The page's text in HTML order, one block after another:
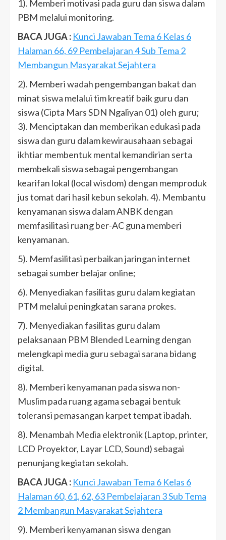
1). Memberi motivasi pada guru dan siswa dalam
PBM melalui monitoring.
BACA JUGA : Kunci Jawaban Tema 6 Kelas 6
Halaman 66, 69 Pembelajaran 4 Sub Tema 2
Membangun Masyarakat Sejahtera
2). Memberi wadah pengembangan bakat dan
minat siswa melalui tim kreatif baik guru dan
siswa (Cipta Mars SDN Ngaliyan 01) oleh guru;
3). Menciptakan dan memberikan edukasi pada
siswa dan guru dalam kewirausahaan sebagai
ikhtiar membentuk mental kemandirian serta
membekali siswa sebagai pengembangan
kearifan lokal (local wisdom) dengan memproduk
jus tomat dari hasil kebun sekolah. 4). Membantu
kenyamanan siswa dalam ANBK dengan
memfasilitasi ruang ber-AC guna memberi
kenyamanan.
5). Memfasilitasi perbaikan jaringan internet
sebagai sumber belajar online;
6). Menyediakan fasilitas guru dalam kegiatan
PTM melalui peningkatan sarana prokes.
7). Menyediakan fasilitas guru dalam
pelaksanaan PBM Blended Learning dengan
melengkapi media guru sebagai sarana bidang
digital.
8). Memberi kenyamanan pada siswa non-
Muslim pada ruang agama sebagai bentuk
toleransi pemasangan karpet tempat ibadah.
8). Menambah Media elektronik (Laptop, printer,
LCD Proyektor, Layar LCD, Sound) sebagai
penunjang kegiatan sekolah.
BACA JUGA : Kunci Jawaban Tema 6 Kelas 6
Halaman 60, 61, 62, 63 Pembelajaran 3 Sub Tema
2 Membangun Masyarakat Sejahtera
9). Memberi kenyamanan siswa dengan